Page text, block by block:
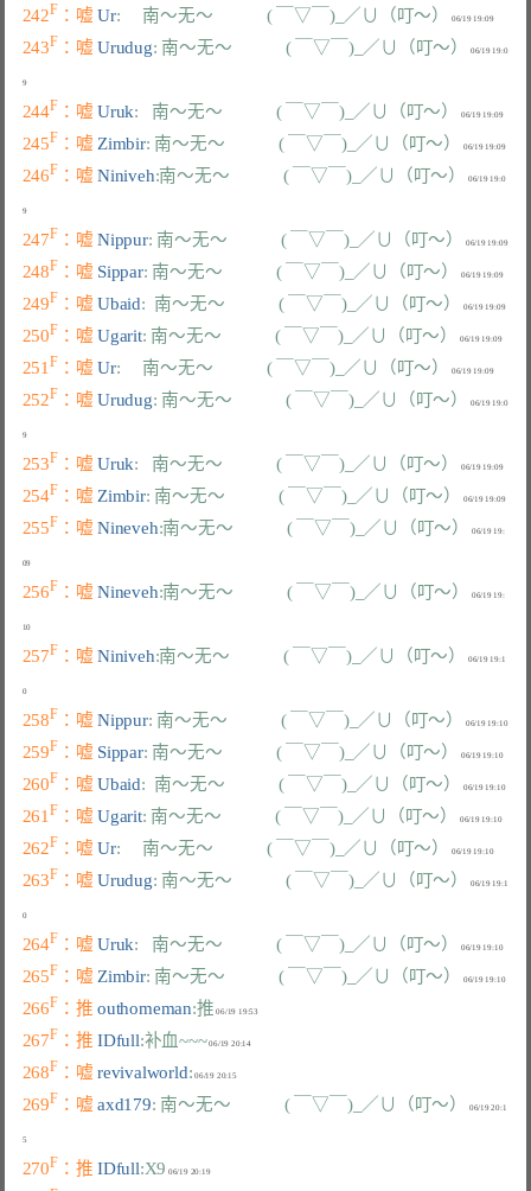
242F ：嘘 Ur:     南～无～            ( ￣▽￣)_／∪（叮～） 06/19 19:09
243F ：嘘 Urudug: 南～无～            ( ￣▽￣)_／∪（叮～） 06/19 19:0
9
244F ：嘘 Uruk:   南～无～            ( ￣▽￣)_／∪（叮～） 06/19 19:09
245F ：嘘 Zimbir: 南～无～            ( ￣▽￣)_／∪（叮～） 06/19 19:09
246F ：嘘 Niniveh:南～无～            ( ￣▽￣)_／∪（叮～） 06/19 19:0
9
247F ：嘘 Nippur: 南～无～            ( ￣▽￣)_／∪（叮～） 06/19 19:09
248F ：嘘 Sippar: 南～无～            ( ￣▽￣)_／∪（叮～） 06/19 19:09
249F ：嘘 Ubaid:  南～无～            ( ￣▽￣)_／∪（叮～） 06/19 19:09
250F ：嘘 Ugarit: 南～无～            ( ￣▽￣)_／∪（叮～） 06/19 19:09
251 F ：嘘 Ur:     南～无～            ( ￣▽￣)_／∪（叮～） 06/19 19:09
252F ：嘘 Urudug: 南～无～            ( ￣▽￣)_／∪（叮～） 06/19 19:0
9
253F ：嘘 Uruk:   南～无～            ( ￣▽￣)_／∪（叮～） 06/19 19:09
254F ：嘘 Zimbir: 南～无～            ( ￣▽￣)_／∪（叮～） 06/19 19:09
255F ：嘘 Nineveh:南～无～            ( ￣▽￣)_／∪（叮～） 06/19 19:
256F ：嘘 Nineveh:南～无～            ( ￣▽￣)_／∪（叮～） 06/19 19:
257F ：嘘 Niniveh:南～无～            ( ￣▽￣)_／∪（叮～） 06/19 19:1
0
258F ：嘘 Nippur: 南～无～            ( ￣▽￣)_／∪（叮～） 06/19 19:10
259F ：嘘 Sippar: 南～无～            ( ￣▽￣)_／∪（叮～） 06/19 19:10
260F ：嘘 Ubaid:  南～无～            ( ￣▽￣)_／∪（叮～） 06/19 19:10
261 F ：嘘 Ugarit: 南～无～            ( ￣▽￣)_／∪（叮～） 06/19 19:10
262F ：嘘 Ur:     南～无～            ( ￣▽￣)_／∪（叮～） 06/19 19:10
263F ：嘘 Urudug: 南～无～            ( ￣▽￣)_／∪（叮～） 06/19 19:1
0
264F ：嘘 Uruk:   南～无～            ( ￣▽￣)_／∪（叮～） 06/19 19:10
265F ：嘘 Zimbir: 南～无～            ( ￣▽￣)_／∪（叮～） 06/19 19:10
266F ：推 outhomeman:推 06/19 19:53
267F ：推 IDfull:补血~~~ 06/19 20:14
268F ：嘘 revivalworld: 06/19 20:15
269F ：嘘 axd179: 南～无～            ( ￣▽￣)_／∪（叮～） 06/19 20:1
5
270F ：推 IDfull:X9 06/19 20:19